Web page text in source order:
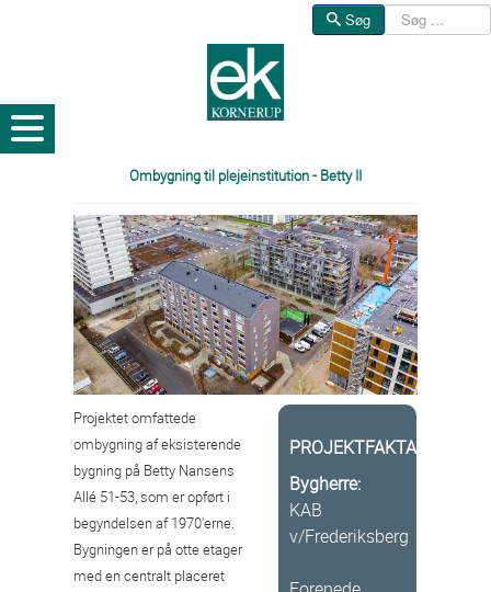
Søg Søg
Ombygning til plejeinstitution - Betty II
Projektet omfattede
ombygning af eksisterende
bygning på Betty Nansens
Allé 51-53, som er opført i
begyndelsen af 1970'erne.
Bygningen er på otte etager
med en centralt placeret
PROJEKTFAKTA
Bygherre:
KAB
v/Frederiksberg